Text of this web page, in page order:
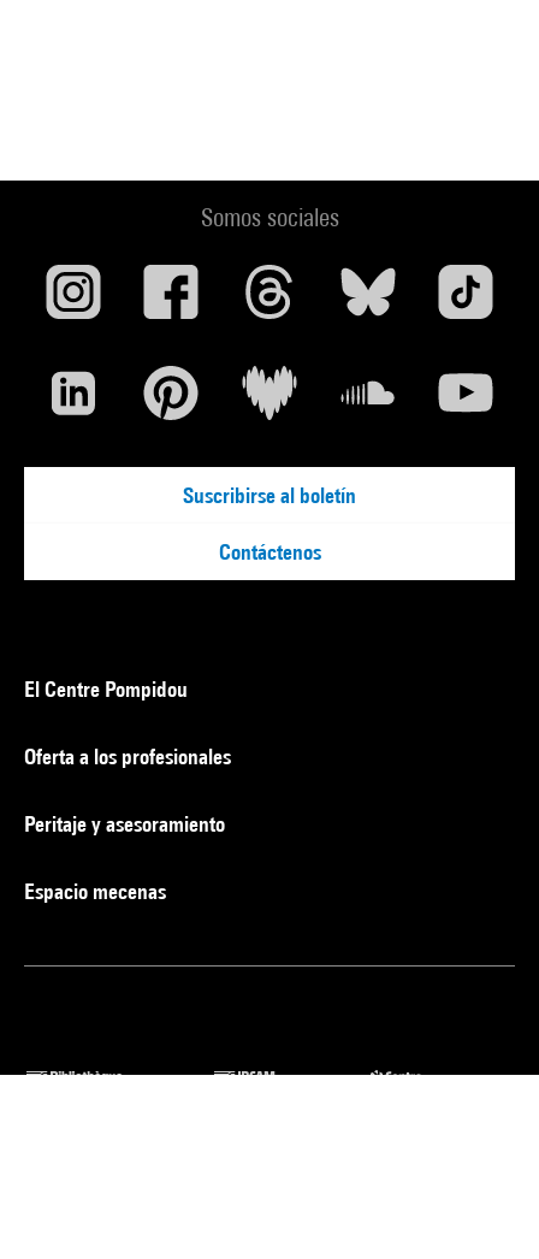
Somos sociales
Suscribirse al boletín
Contáctenos
El Centre Pompidou
Oferta a los profesionales
Peritaje y asesoramiento
Espacio mecenas